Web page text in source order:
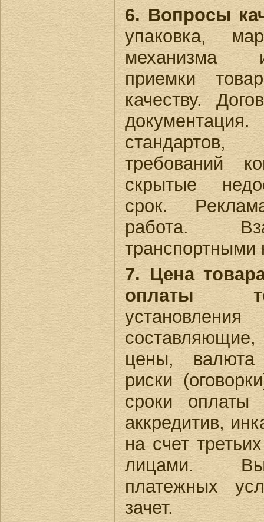
6. Вопросы
упаковка,
механизма
приемки
качеству.
требований
скрытые
срок.
работа.
транспортными
7. Цена
оплаты
цены,
риски
сроки оплаты
аккредитив,
на счет
лицами.
платежных
зачет.